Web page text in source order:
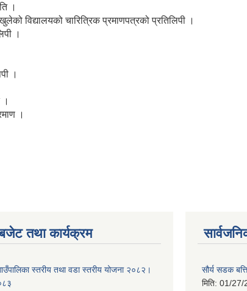
।
विद्यालयको चारित्रिक प्रमाणपत्रको प्रतिलिपी ।
।
।
।
।
तथा कार्यक्रम
स्तरीय तथा वडा स्तरीय योजना २०८२।
सौर्य सडक
मिति: 01/27/